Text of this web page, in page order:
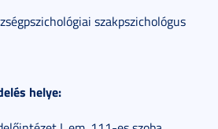
szakpszichológus
helye: